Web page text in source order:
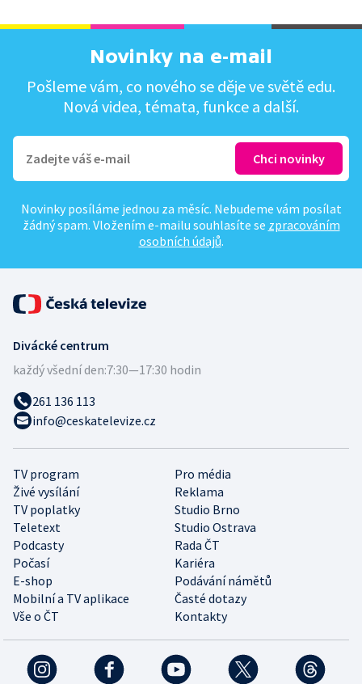
Novinky na e-mail
Pošleme vám, co nového se děje ve světě edu.
Nová videa, témata, funkce a další.
Novinky posíláme jednou za měsíc. Nebudeme vám posílat
žádný spam. Vložením e-mailu souhlasíte se zpracováním
osobních údajů.